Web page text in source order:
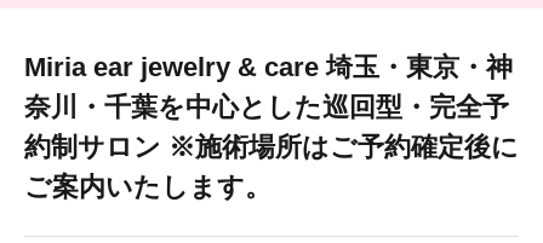
Miria ear jewelry & care 埼玉・東京・神
奈川・千葉を中心とした巡回型・完全予
約制サロン ※施術場所はご予約確定後に
ご案内いたします。